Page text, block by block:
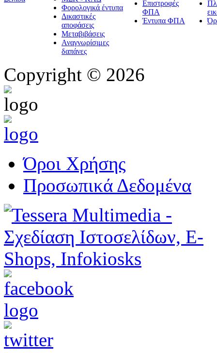
Φορολογικά έντυπα
Δικαστικές
αποφάσεις
Μεταβιβάσεις
Αναγνωρίσιμες
δαπάνες
Επιστροφές
ΦΠΑ
Έντυπα ΦΠΑ
Copyright © 2026
Όροι Χρήσης
Προσωπικά Δεδομένα